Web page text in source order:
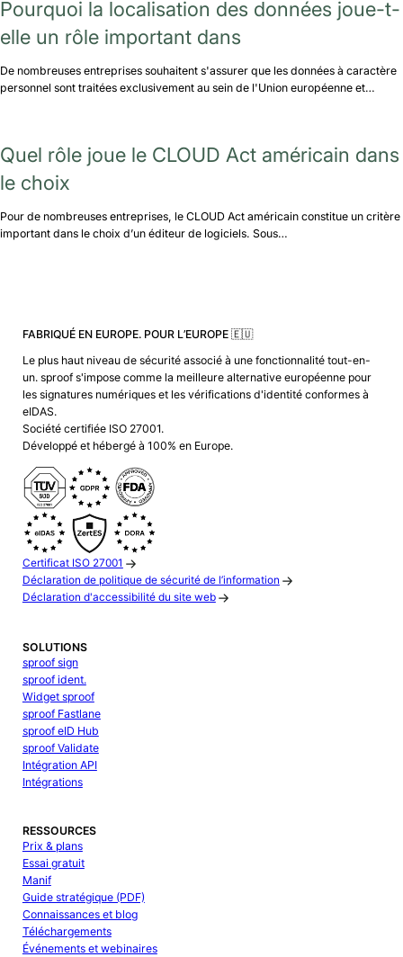
Pourquoi la localisation des données joue-t-
elle un rôle important dans
De nombreuses entreprises souhaitent s'assurer que les données à caractère
personnel sont traitées exclusivement au sein de l'Union européenne et…
Quel rôle joue le CLOUD Act américain dans
le choix
Pour de nombreuses entreprises, le CLOUD Act américain constitue un critère
important dans le choix d’un éditeur de logiciels. Sous…
FABRIQUÉ EN EUROPE. POUR L’EUROPE 🇪🇺
Le plus haut niveau de sécurité associé à une fonctionnalité tout-en-
un. sproof s'impose comme la meilleure alternative européenne pour
les signatures numériques et les vérifications d'identité conformes à
eIDAS.
Société certifiée ISO 27001.
Développé et hébergé à 100% en Europe.
Certificat ISO 27001
Déclaration de politique de sécurité de l’information
Déclaration d'accessibilité du site web
SOLUTIONS
sproof sign
sproof ident.
Widget sproof
sproof Fastlane
sproof eID Hub
sproof Validate
Intégration API
Intégrations
RESSOURCES
Prix & plans
Essai gratuit
Manif
Guide stratégique (PDF)
Connaissances et blog
Téléchargements
Événements et webinaires